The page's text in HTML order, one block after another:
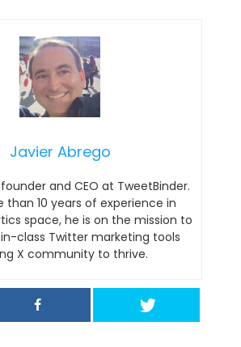
Javier Abrego
and CEO at TweetBinder.
than 10 years of experience in
space, he is on the mission to
class Twitter marketing tools
X community to thrive.